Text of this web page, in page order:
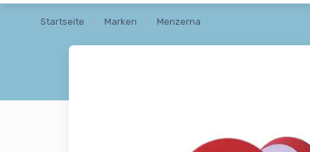
Startseite Marken Menzerna